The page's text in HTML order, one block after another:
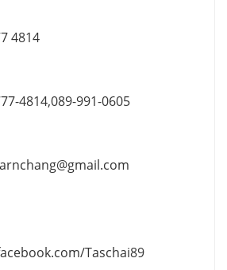
4814
4814,089-991-0605
Taschai89